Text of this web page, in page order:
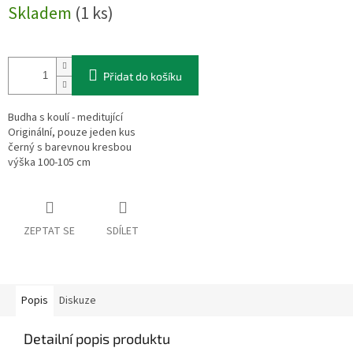
cena:
Skladem (1 ks)
Přidat do košíku
Budha s koulí - meditující
Originální, pouze jeden kus
černý s barevnou kresbou
výška 100-105 cm
ZEPTAT SE SDÍLET
Popis Diskuze
Detailní popis produktu